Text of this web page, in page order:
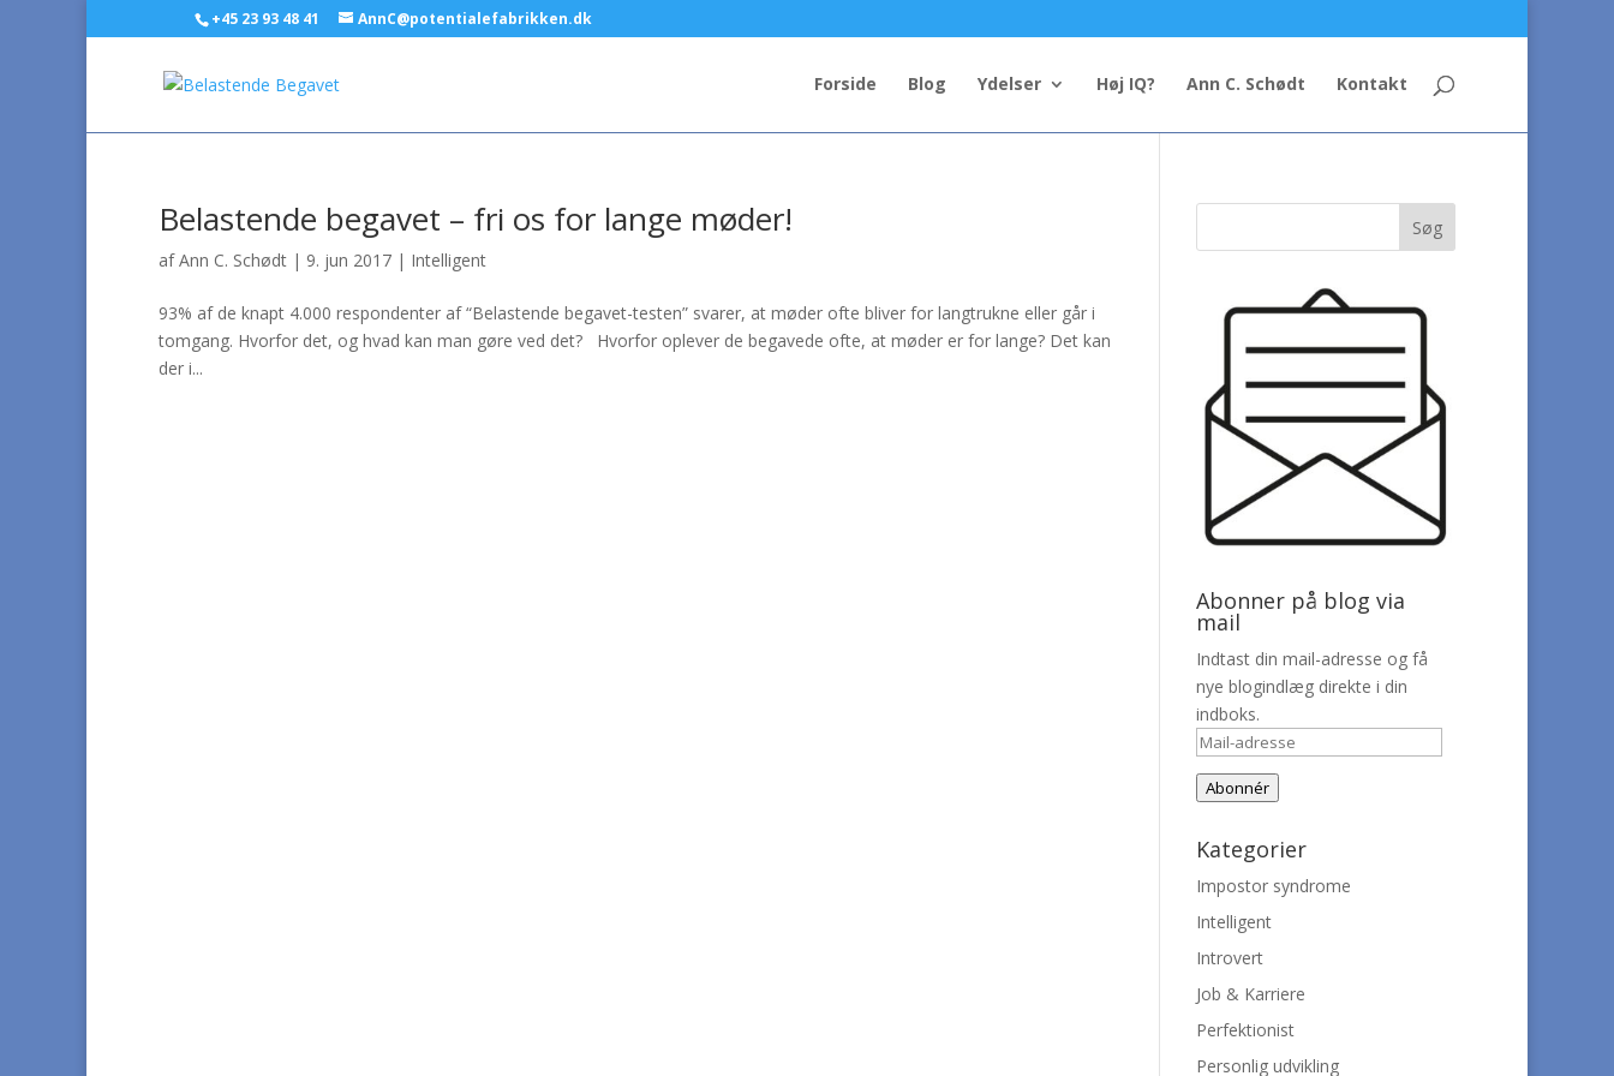
+45 23 93 48 41 AnnC@potentialefabrikken.dk
Forside Blog Ydelser Høj IQ? Ann C. Schødt Kontakt
Belastende begavet – fri os for lange møder!
afAnn C. Schødt | 9. jun 2017 | Intelligent
93% af de knapt 4.000 respondenter af “Belastende begavet-testen” svarer, at møder ofte bliver for langtrukne eller går i
tomgang. Hvorfor det, og hvad kan man gøre ved det? Hvorfor oplever de begavede ofte, at møder er for lange? Det kan
der i...
Abonner på blog via
mail
Indtast din mail-adresse og få
nye blogindlæg direkte i din
indboks.
Mail-
Abonnér
Kategorier
Impostor syndrome
Intelligent
Introvert
Job & Karriere
Perfektionist
Personlig udvikling